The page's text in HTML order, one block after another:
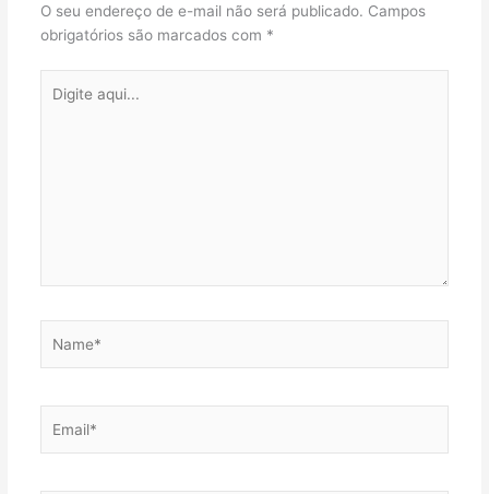
O seu endereço de e-mail não será publicado. Campos
obrigatórios são marcados com *
aqui...